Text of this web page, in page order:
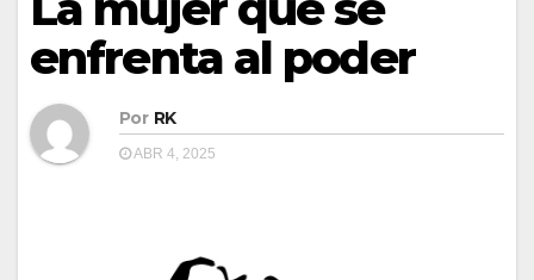
enfrenta al poder
Por RK
ABR 4, 2025